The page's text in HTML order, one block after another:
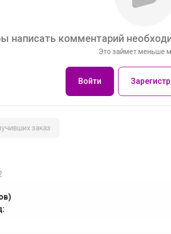
написать комментарий
Это займет меньше
Войти
заказ